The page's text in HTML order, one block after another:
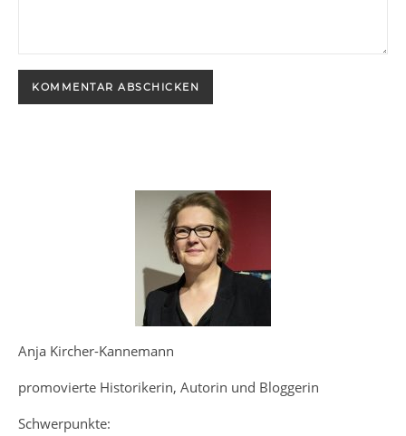
Anja Kircher-Kannemann
promovierte Historikerin, Autorin und Bloggerin
Schwerpunkte: